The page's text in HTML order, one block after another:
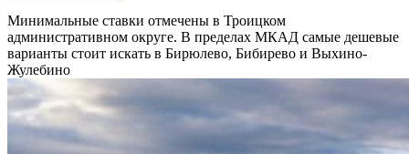
Минимальные ставки отмечены в Троицком
административном округе. В пределах МКАД самые дешевые
варианты стоит искать в Бирюлево, Бибирево и Выхино-
Жулебино